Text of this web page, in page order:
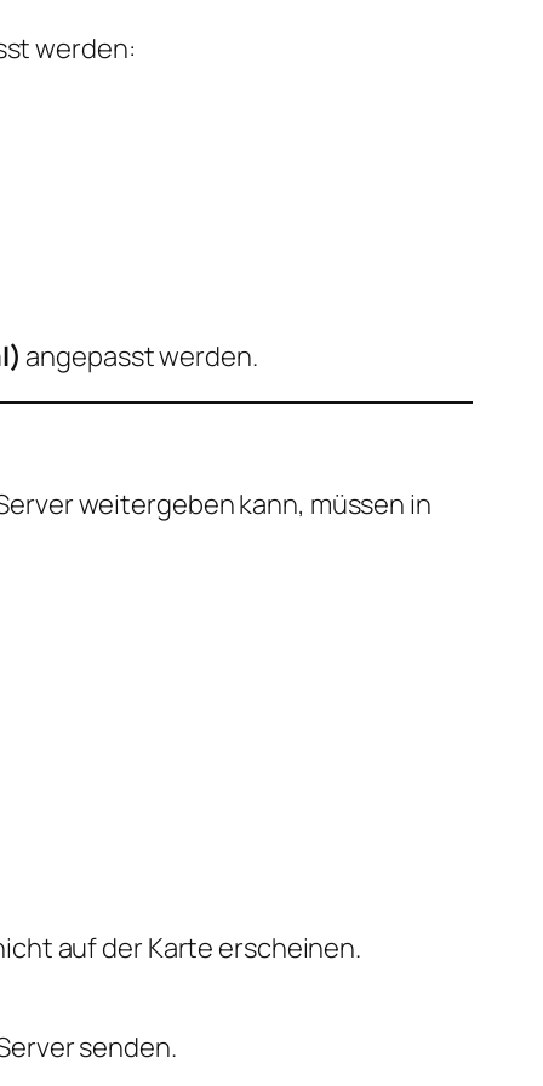
werden:
angepasst werden.
weitergeben kann, müssen in
auf der Karte erscheinen.
senden.